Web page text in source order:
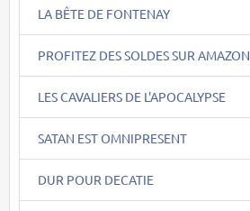
LA BÊTE DE FONTENAY
PROFITEZ DES SOLDES SUR AMAZON
LES CAVALIERS DE L'APOCALYPSE
SATAN EST OMNIPRESENT
DUR POUR DECATIE